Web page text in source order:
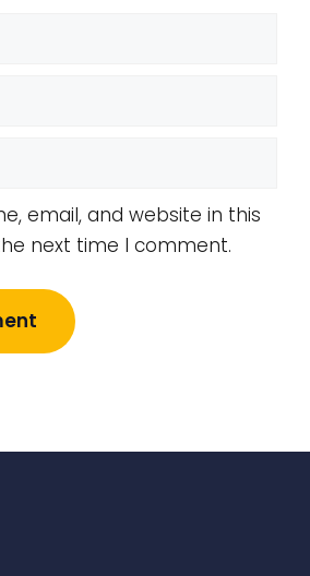
email, and website in this
next time I comment.